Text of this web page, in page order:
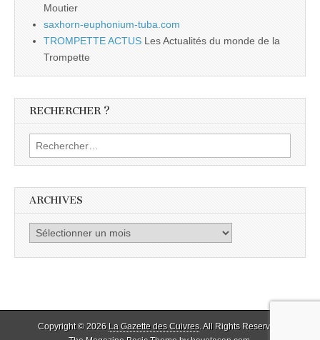
Moutier
saxhorn-euphonium-tuba.com
TROMPETTE ACTUS Les Actualités du monde de la
Trompette
RECHERCHER ?
Rechercher :
ARCHIVES
Archives
Copyright © 2026 La Gazette des Cuivres. All Rights Reserved.